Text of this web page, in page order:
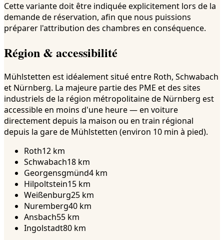
Cette variante doit être indiquée explicitement lors de la
demande de réservation, afin que nous puissions
préparer l'attribution des chambres en conséquence.
Région & accessibilité
Mühlstetten est idéalement situé entre Roth, Schwabach
et Nürnberg. La majeure partie des PME et des sites
industriels de la région métropolitaine de Nürnberg est
accessible en moins d'une heure — en voiture
directement depuis la maison ou en train régional
depuis la gare de Mühlstetten (environ 10 min à pied).
Roth12 km
Schwabach18 km
Georgensgmünd4 km
Hilpoltstein15 km
Weißenburg25 km
Nuremberg40 km
Ansbach55 km
Ingolstadt80 km